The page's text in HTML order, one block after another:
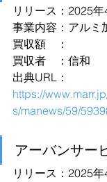
リリース：2025年
事業内容：アルミ
買収額　：
買収者　：信和
出典URL：
https://
s/manews/59/
アーバンサー
リリース：2025年